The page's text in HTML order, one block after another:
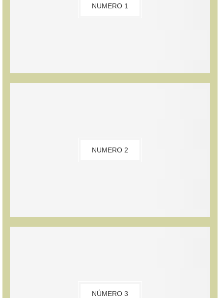
NUMERO 1
NUMERO 2
NÚMERO 3